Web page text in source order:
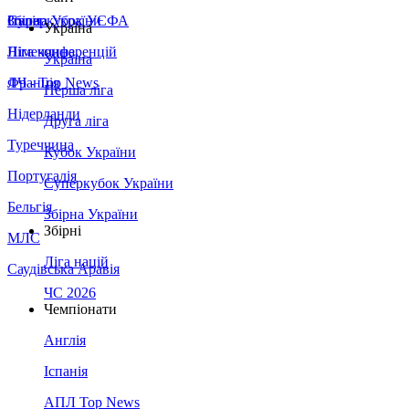
Збірна України
Італія
Німеччина
Франція
Нідерланди
Туреччина
Португалія
Бельгія
МЛС
Саудівська Аравія
Суперкубок УЄФА
Ліга конференцій
ЛЧ - Top News
Україна
Україна
Перша ліга
Друга ліга
Кубок України
Суперкубок України
Збірна України
Збірні
Ліга націй
ЧС 2026
Чемпіонати
Англія
Іспанія
АПЛ Top News